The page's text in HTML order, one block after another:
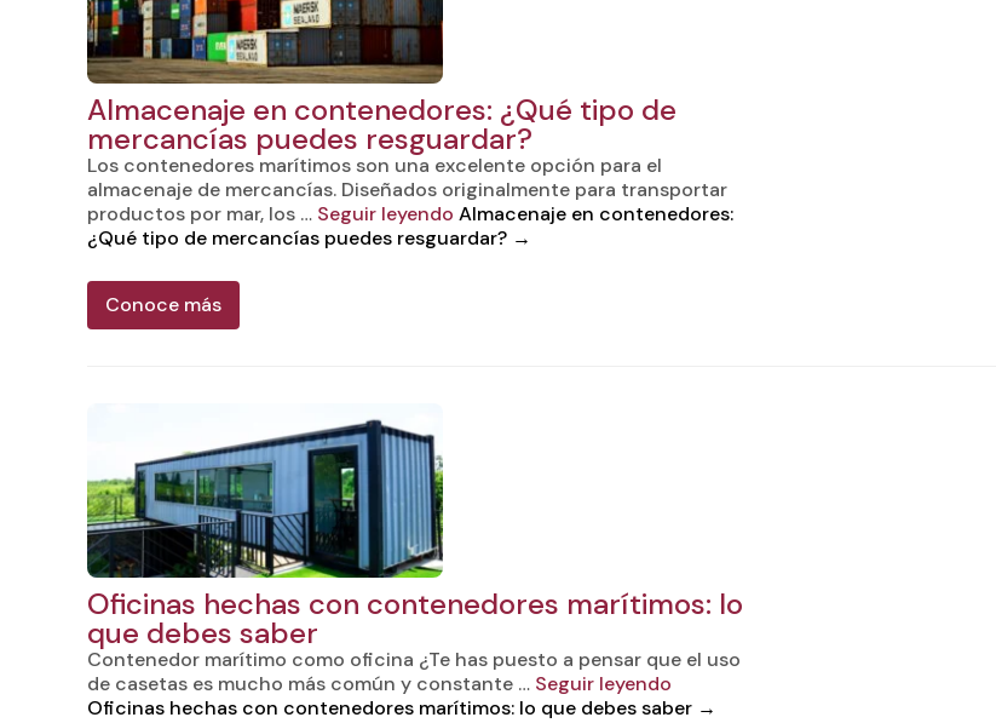
Almacenaje en contenedores: ¿Qué tipo de
mercancías puedes resguardar?
Los contenedores marítimos son una excelente opción para el
almacenaje de mercancías. Diseñados originalmente para transportar
productos por mar, los … Seguir leyendo Almacenaje en contenedores:
¿Qué tipo de mercancías puedes resguardar? →
Conoce más
Oficinas hechas con contenedores marítimos: lo
que debes saber
Contenedor marítimo como oficina ¿Te has puesto a pensar que el uso
de casetas es mucho más común y constante … Seguir leyendo
Oficinas hechas con contenedores marítimos: lo que debes saber →